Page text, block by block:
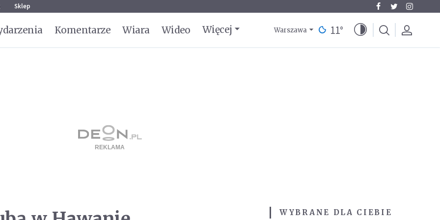
Sklep
Komentarze Wiara Wideo Więcej Warszawa 11°
WYBRANE DLA CIEBIE